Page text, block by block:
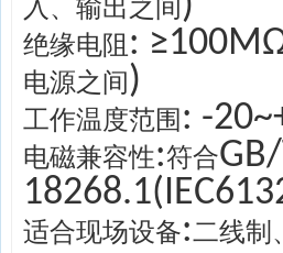
入、输出之间
绝缘电阻 :
电源之间)
工作温度范围 : -
电磁兼容性:符合
适合现场设备:二线制